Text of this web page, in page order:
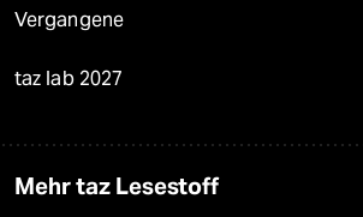
Vergangene
taz lab 2027
Mehr taz Lesestoff